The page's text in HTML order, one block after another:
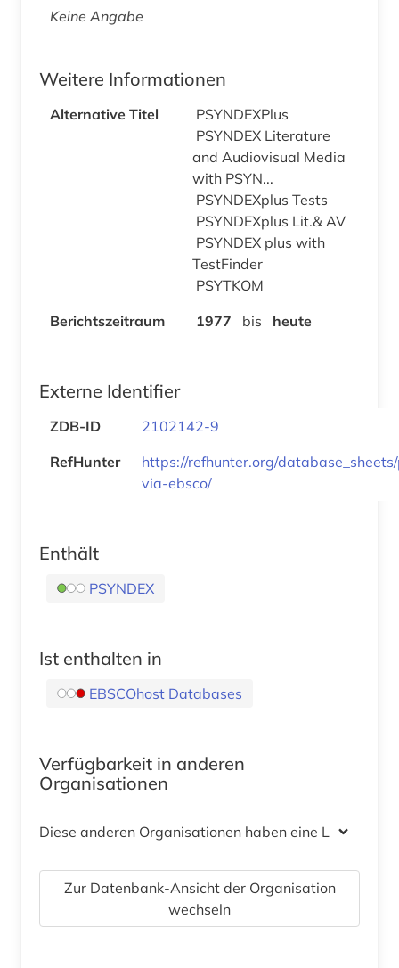
Keine Angabe
Weitere Informationen
Alternative Titel
PSYNDEXPlus
PSYNDEX Literature
and Audiovisual Media
with PSYN...
PSYNDEXplus Tests
PSYNDEXplus Lit.& AV
PSYNDEX plus with
TestFinder
PSYTKOM
Berichtszeitraum
1977 bis heute
Externe Identifier
ZDB-ID
2102142-9
RefHunter
https://refhunter.org/
via-ebsco/
Enthält
PSYNDEX
Ist enthalten in
EBSCOhost Databases
Verfügbarkeit in anderen
Organisationen
Diese anderen Organisationen haben eine Lizenz
Zur Datenbank-Ansicht der Organisation
wechseln